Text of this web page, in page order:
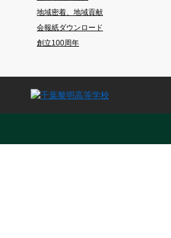
地域密着、地域貢献
会報紙ダウンロード
創立100周年